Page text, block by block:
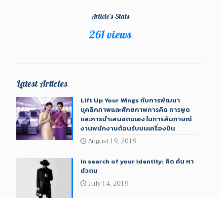
Article’s Stats
261 views
Latest Articles
Lift Up Your Wings กับการพัฒนา
บุคลิกภาพและศักยภาพการคิด การพูด
และการนำเสนอตนเอง ในการสัมภาษณ์
งานพนักงานต้อนรับบนเครื่องบิน
August 19, 2019
In search of your identity: คิด ค้น หา
ตัวตน
July 14, 2019